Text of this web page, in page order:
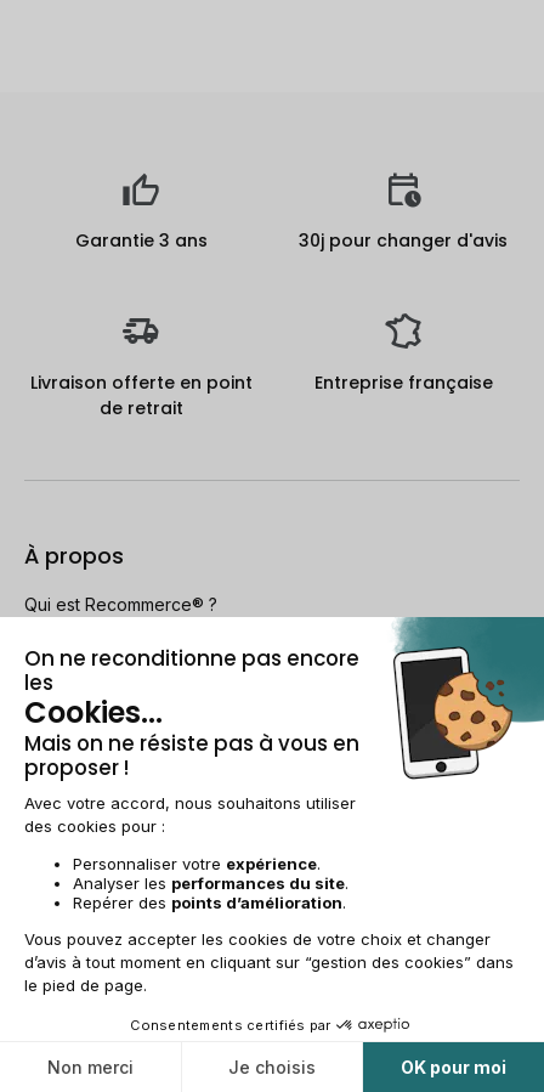
Garantie 3 ans 30j pour changer d'avis
Livraison offerte en point
de retrait
Entreprise française
À propos
Qui est Recommerce® ?
Parrainage
Ils parlent de nous
Recommerce group
Recrutement
Le reconditionné
Comment Recommerce® reconditionne vos appareils ?
Besoin d'aide ?
Nous contacter
Conditions des offres